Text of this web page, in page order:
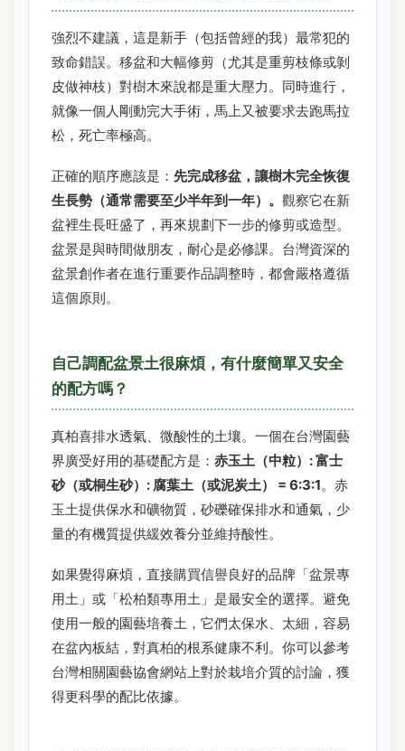
強烈不建議，這是新手（包括曾經的我）最常犯的
致命錯誤。移盆和大幅修剪（尤其是重剪枝條或剝
皮做神枝）對樹木來說都是重大壓力。同時進行，
就像一個人剛動完大手術，馬上又被要求去跑馬拉
松，死亡率極高。
正確的順序應該是： 先完成移盆，讓樹木完全恢復
生長勢（通常需要至少半年到一年）。 觀察它在新
盆裡生長旺盛了，再來規劃下一步的修剪或造型。
盆景是與時間做朋友，耐心是必修課。台灣資深的
盆景創作者在進行重要作品調整時，都會嚴格遵循
這個原則。
自己調配盆景土很麻煩，有什麼簡單又安全
的配方嗎？
真柏喜排水透氣、微酸性的土壤。一個在台灣園藝
界廣受好用的基礎配方是： 赤玉土（中粒）: 富士
砂（或桐生砂）: 腐葉土（或泥炭土） = 6:3:1。赤
玉土提供保水和礦物質，砂礫確保排水和通氣，少
量的有機質提供緩效養分並維持酸性。
如果覺得麻煩，直接購買信譽良好的品牌「盆景專
用土」或「松柏類專用土」是最安全的選擇。避免
使用一般的園藝培養土，它們太保水、太細，容易
在盆內板結，對真柏的根系健康不利。你可以參考
台灣相關園藝協會網站上對於栽培介質的討論，獲
得更科學的配比依據。